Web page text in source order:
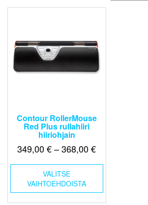
Contour RollerMouse
Red Plus rullahiiri
hiiriohjain
349,00€ – 368,00€Hintaluokka:
VALITSE
VAIHTOEHDOISTA
Tällä
useampi
muunnelma.